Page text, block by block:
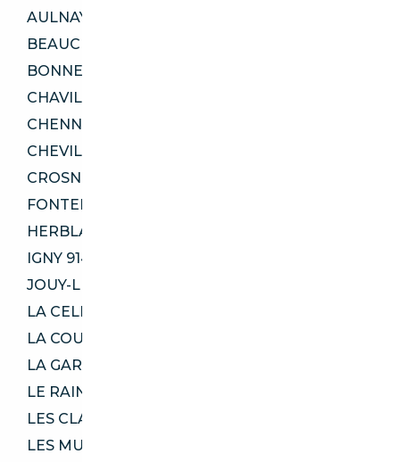
AULNAY-SOUS-BOIS 93600
BEAUCHAMP 95250
BONNEUIL-SUR-MARNE 94380
CHAVILLE 92370
CHENNEVIÈRES-SUR-MARNE 94430
CHEVILLY-LARUE 94550
CROSNE 91560
FONTENAY-AUX-ROSES 92260
HERBLAY-SUR-SEINE 95220
IGNY 91430
JOUY-LE-MOUTIER 95280
LA CELLE-SAINT-CLOUD 78170
LA COURNEUVE 93120
LA GARENNE-COLOMBES 92250
LE RAINCY 93340
LES CLAYES-SOUS-BOIS 78340
LES MUREAUX 78130